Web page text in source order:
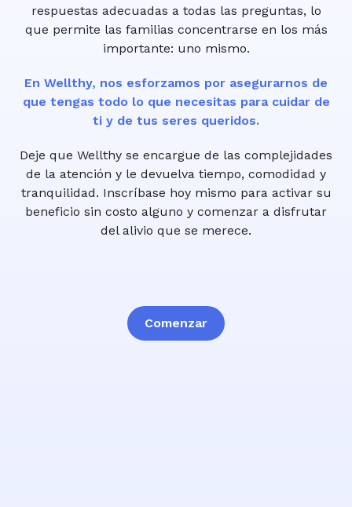
respuestas adecuadas a todas las preguntas, lo
que permite las familias concentrarse en los más
importante: uno mismo.
En Wellthy, nos esforzamos por asegurarnos de
que tengas todo lo que necesitas para cuidar de
ti y de tus seres queridos.
Deje que Wellthy se encargue de las complejidades
de la atención y le devuelva tiempo, comodidad y
tranquilidad. Inscríbase hoy mismo para activar su
beneficio sin costo alguno y comenzar a disfrutar
del alivio que se merece.
Comenzar